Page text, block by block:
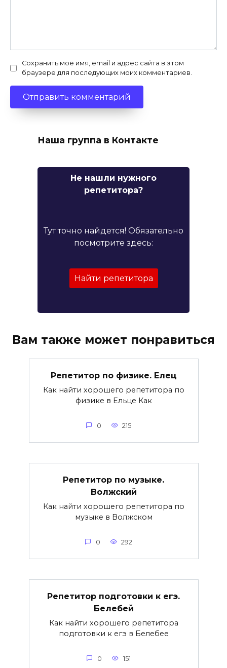
Сохранить моё имя, email и адрес сайта в этом
браузере для последующих моих комментариев.
Наша группа в Контакте
Не нашли нужного
репетитора?
Тут точно найдется! Обязательно
посмотрите здесь:
Найти репетитора
Вам также может понравиться
Репетитор по физике. Елец
Как найти хорошего репетитора по
физике в Ельце Как
0 215
Репетитор по музыке.
Волжский
Как найти хорошего репетитора по
музыке в Волжском
0 292
Репетитор подготовки к егэ.
Белебей
Как найти хорошего репетитора
подготовки к егэ в Белебее
0 151